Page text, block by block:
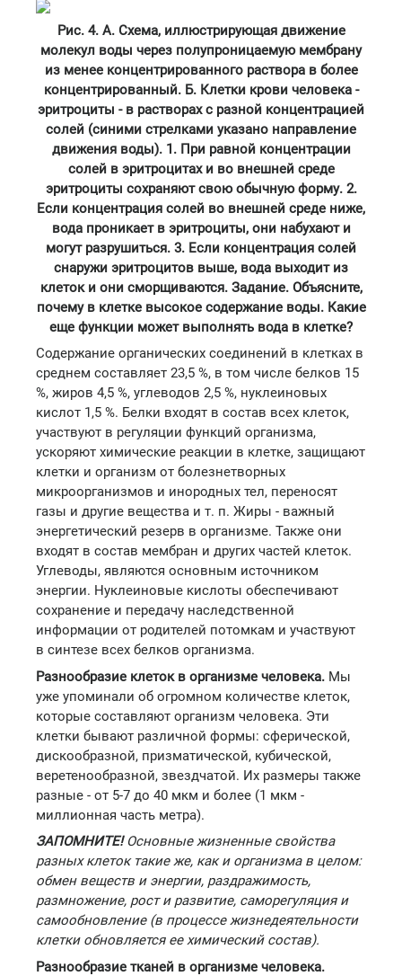
Рис. 4. А. Схема, иллюстрирующая движение
молекул воды через полупроницаемую мембрану
из менее концентрированного раствора в более
концентрированный. Б. Клетки крови человека -
эритроциты - в растворах с разной концентрацией
солей (синими стрелками указано направление
движения воды). 1. При равной концентрации
солей в эритроцитах и во внешней среде
эритроциты сохраняют свою обычную форму. 2.
Если концентрация солей во внешней среде ниже,
вода проникает в эритроциты, они набухают и
могут разрушиться. 3. Если концентрация солей
снаружи эритроцитов выше, вода выходит из
клеток и они сморщиваются. Задание. Объясните,
почему в клетке высокое содержание воды. Какие
еще функции может выполнять вода в клетке?
Содержание органических соединений в клетках в
среднем составляет 23,5 %, в том числе белков 15
%, жиров 4,5 %, углеводов 2,5 %, нуклеиновых
кислот 1,5 %. Белки входят в состав всех клеток,
участвуют в регуляции функций организма,
ускоряют химические реакции в клетке, защищают
клетки и организм от болезнетворных
микроорганизмов и инородных тел, переносят
газы и другие вещества и т. п. Жиры - важный
энергетический резерв в организме. Также они
входят в состав мембран и других частей клеток.
Углеводы, являются основным источником
энергии. Нуклеиновые кислоты обеспечивают
сохранение и передачу наследственной
информации от родителей потомкам и участвуют
в синтезе всех белков организма.
Разнообразие клеток в организме человека. Мы
уже упоминали об огромном количестве клеток,
которые составляют организм человека. Эти
клетки бывают различной формы: сферической,
дискообразной, призматической, кубической,
веретенообразной, звездчатой. Их размеры также
разные - от 5-7 до 40 мкм и более (1 мкм -
миллионная часть метра).
ЗАПОМНИТЕ!Основные жизненные свойства
разных клеток такие же, как и организма в целом:
обмен веществ и энергии, раздражимость,
размножение, рост и развитие, саморегуляция и
самообновление (в процессе жизнедеятельности
клетки обновляется ее химический состав).
Разнообразие тканей в организме человека.